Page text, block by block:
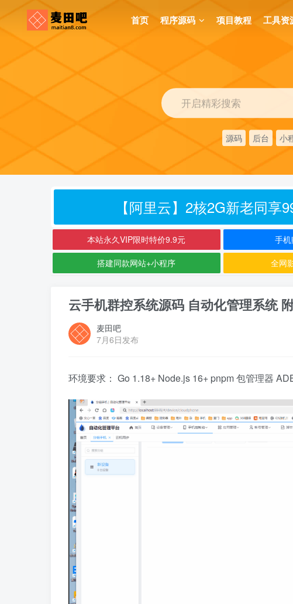
首页 程序源码 项目教程 工具资
开启精彩搜索
源码 后台 小
【阿里云】2核2G新老同享
本站永久VIP限时特价9.9元 手
搭建同款网站+小程序 全网
云手机群控系统源码 自动化管理系统
麦田吧
7月6日发布
环境要求： Go 1.18+ Node.js 16+ pnpm 包管理器